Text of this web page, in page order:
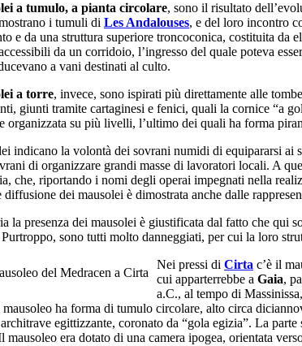
a tumulo, a pianta circolare, sono il risultato
i tumuli di Les Andalouses, e del loro incontro
e da una struttura superiore troncoconica, costituita
da un corridoio, l’ingresso del quale poteva
a vani destinati al culto.
a torre, invece, sono ispirati più direttamente alle
giunti tramite cartaginesi e fenici, quali la cornice “a
organizzata su più livelli, l’ultimo dei quali ha forma
indicano la volontà dei sovrani numidi di equipararsi ai
di organizzare grandi masse di lavoratori locali. A
che, riportando i nomi degli operai impegnati nella
diffusione dei mausolei è dimostrata anche dalle
la presenza dei mausolei è giustificata dal fatto che qui
Purtroppo, sono tutti molto danneggiati, per cui la loro
Nei pressi di Cirta c’è il
cui apparterrebbe a Gaia,
a.C., al tempo di
ha forma di tumulo circolare, alto circa
egittizzante, coronato da “gola egizia”. La
era dotato di una camera ipogea, orientata